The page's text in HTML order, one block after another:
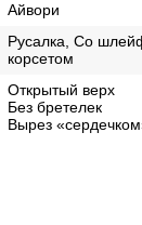
Айвори
Русалка, Со
корсетом
Открытый верх
Без бретелек
Вырез